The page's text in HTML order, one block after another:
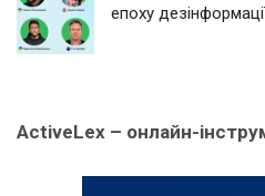
епоху
ActiveLex – онлайн-